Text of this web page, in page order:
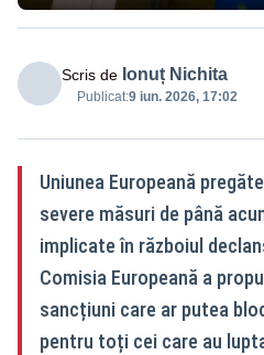
Scris de Ionuț Nichita
Publicat:9 iun. 2026, 17:02
Uniunea Europeană
severe măsuri de până
implicate în războiul
Comisia Europeană a
sancțiuni care ar putea
pentru toți cei care au